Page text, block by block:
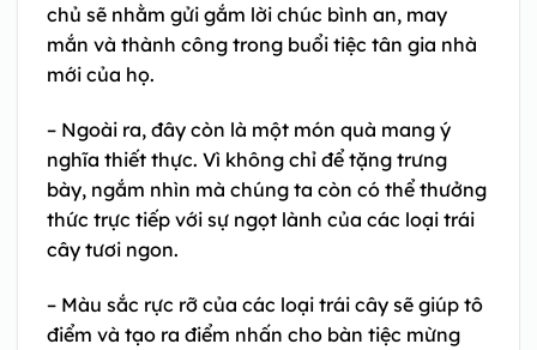
chủ sẽ nhằm gửi gắm lời chúc bình an, may
mắn và thành công trong buổi tiệc tân gia nhà
mới của họ.
– Ngoài ra, đây còn là một món quà mang ý
nghĩa thiết thực. Vì không chỉ để tặng trưng
bày, ngắm nhìn mà chúng ta còn có thể thưởng
thức trực tiếp với sự ngọt lành của các loại trái
cây tươi ngon.
– Màu sắc rực rỡ của các loại trái cây sẽ giúp tô
điểm và tạo ra điểm nhấn cho bàn tiệc mừng